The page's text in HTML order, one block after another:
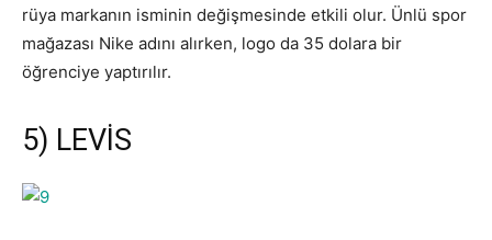
rüya markanın isminin değişmesinde etkili olur. Ünlü spor
mağazası Nike adını alırken, logo da 35 dolara bir
öğrenciye yaptırılır.
5) LEVİS